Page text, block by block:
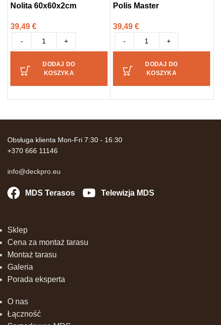
Nolita 60x60x2cm
39,49 €
- +
DODAJ DO
KOSZYKA
Polis Master
39,49 €
- +
DODAJ DO
KOSZYKA
Obsługa klienta Mon-Fri 7:30 - 16:30
+370 666 11146
info@deckpro.eu
MDS Terasos Telewizja MDS
Sklep
Cena za montaż tarasu
Montaż tarasu
Galeria
Porada eksperta
O nas
Łączność